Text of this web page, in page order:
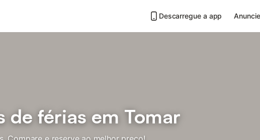
Descarregue a app
de férias em Tomar